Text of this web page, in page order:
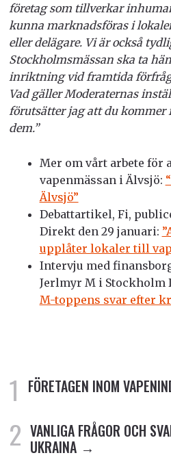
företag som tillverkar
kunna marknadsföras i
eller delägare. Vi är också
Stockholmsmässan ska ta
inriktning vid framtida
Vad gäller Moderaternas
förutsätter jag att du kommer
dem.”
Mer om vårt arbete för
vapenmässan i Älvsjö:
Älvsjö”
Debattartikel, Fi,
Direkt den 29 januari:
upplåter lokaler till
Intervju med
Jerlmyr M i Stockholm
M-toppens svar efter
FÖRETAGEN INOM
VANLIGA FRÅGOR OCH
UKRAINA